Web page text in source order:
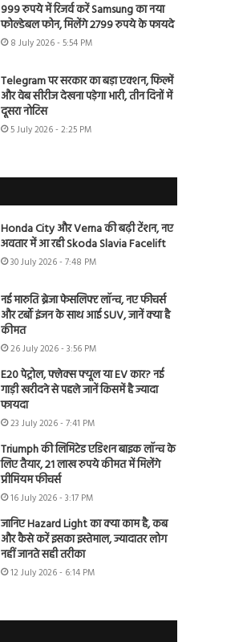
999 रुपये में रिजर्व करें Samsung का नया
फोल्डेबल फोन, मिलेंगे 2799 रुपये के फायदे
8 July 2026 - 5:54 PM
Telegram पर सरकार का बड़ा एक्शन, फिल्में
और वेब सीरीज देखना पड़ेगा भारी, तीन दिनों में
दूसरा नोटिस
5 July 2026 - 2:25 PM
Honda City और Verna की बढ़ी टेंशन, नए
अवतार में आ रही Skoda Slavia Facelift
30 July 2026 - 7:48 PM
नई मारुति ब्रेजा फेसलिफ्ट लॉन्च, नए फीचर्स
और टर्बो इंजन के साथ आई SUV, जानें क्या है
कीमत
26 July 2026 - 3:56 PM
E20 पेट्रोल, फ्लेक्स फ्यूल या EV कार? नई
गाड़ी खरीदने से पहले जानें किसमें है ज्यादा
फायदा
23 July 2026 - 7:41 PM
Triumph की लिमिटेड एडिशन बाइक लॉन्च के
लिए तैयार, 21 लाख रुपये कीमत में मिलेंगे
प्रीमियम फीचर्स
16 July 2026 - 3:17 PM
जानिए Hazard Light का क्या काम है, कब
और कैसे करें इसका इस्तेमाल, ज्यादातर लोग
नहीं जानते सही तरीका
12 July 2026 - 6:14 PM